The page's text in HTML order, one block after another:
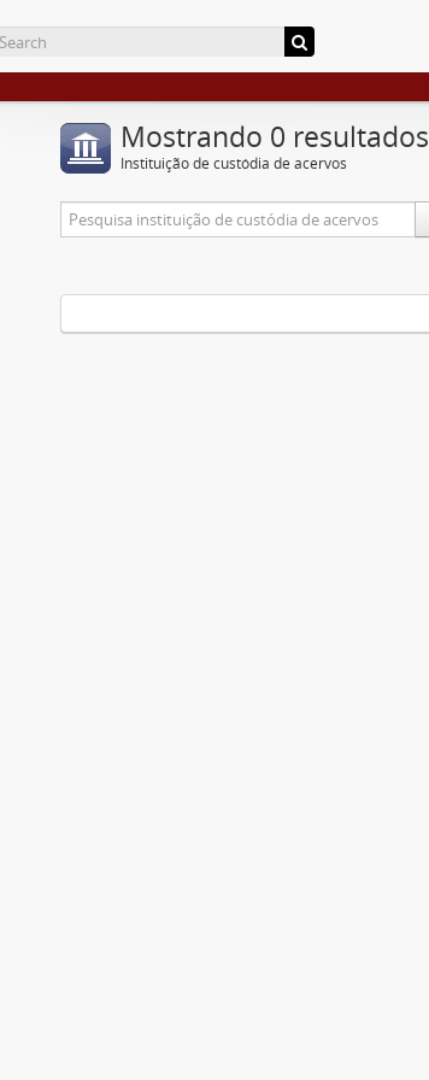
Mostrando 0 resultados
Instituição de custódia de acervos